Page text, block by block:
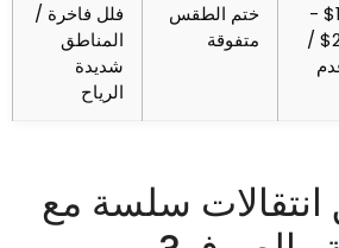
$1,500 -
$2,500 /
ختم الطقس
متفوقة
فلل فاخرة /
المناطق
شديدة
الرياح
سلسة مع